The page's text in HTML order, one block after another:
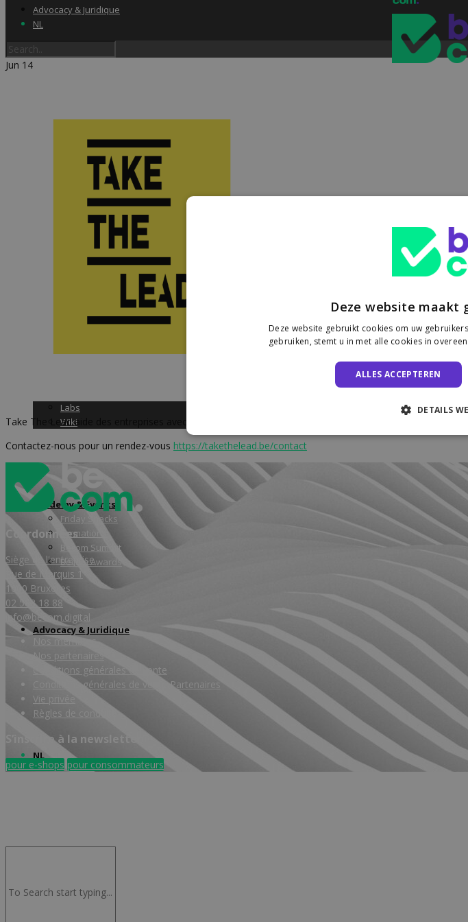
Label & audits
Becom Trustmark
Labs
Wiki
Academy & Events
Friday Snacks
Formations
Becom Summit
Becom Awards
Advocacy & Juridique
NL
Advocacy & Juridique
NL
Jun 14
Take The Lead aide des entreprises avec le développement de leur paysage e-commerce grâce au
Contactez-nous pour un rendez-vous https://takethelead.be/contact
Coordonnées
Siège de l'entreprise
Rue de Marquis 1
1000 Bruxelles
02 588 18 88
info@becom.digital
Nos membres
Nos partenaires
Conditions générales de vente
Conditions générales de vente Partenaires
Vie privée
Règles de conduite
S’inscrire à la newsletter
pour e-shops pour consommateurs
Deze website maakt
Deze website gebruikt cookies om uw
gebruiken, stemt u in met alle cookies in
ALLES ACCEPTEREN
DETAILS